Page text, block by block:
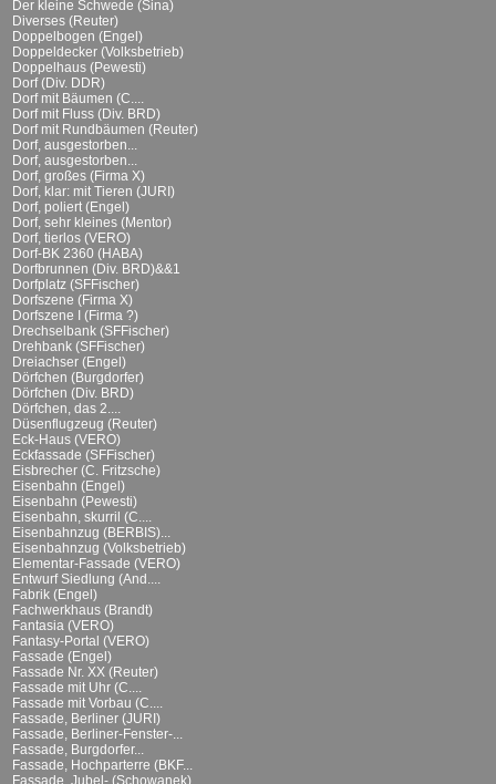
Der kleine Schwede (Sina)
Diverses (Reuter)
Doppelbogen (Engel)
Doppeldecker (Volksbetrieb)
Doppelhaus (Pewesti)
Dorf (Div. DDR)
Dorf mit Bäumen (C....
Dorf mit Fluss (Div. BRD)
Dorf mit Rundbäumen (Reuter)
Dorf, ausgestorben...
Dorf, ausgestorben...
Dorf, großes (Firma X)
Dorf, klar: mit Tieren (JURI)
Dorf, poliert (Engel)
Dorf, sehr kleines (Mentor)
Dorf, tierlos (VERO)
Dorf-BK 2360 (HABA)
Dorfbrunnen (Div. BRD)&&1
Dorfplatz (SFFischer)
Dorfszene (Firma X)
Dorfszene I (Firma ?)
Drechselbank (SFFischer)
Drehbank (SFFischer)
Dreiachser (Engel)
Dörfchen (Burgdorfer)
Dörfchen (Div. BRD)
Dörfchen, das 2....
Düsenflugzeug (Reuter)
Eck-Haus (VERO)
Eckfassade (SFFischer)
Eisbrecher (C. Fritzsche)
Eisenbahn (Engel)
Eisenbahn (Pewesti)
Eisenbahn, skurril (C....
Eisenbahnzug (BERBIS)...
Eisenbahnzug (Volksbetrieb)
Elementar-Fassade (VERO)
Entwurf Siedlung (And....
Fabrik (Engel)
Fachwerkhaus (Brandt)
Fantasia (VERO)
Fantasy-Portal (VERO)
Fassade (Engel)
Fassade Nr. XX (Reuter)
Fassade mit Uhr (C....
Fassade mit Vorbau (C....
Fassade, Berliner (JURI)
Fassade, Berliner-Fenster-...
Fassade, Burgdorfer...
Fassade, Hochparterre (BKF...
Fassade, Jubel- (Schowanek)